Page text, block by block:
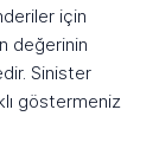
için
değerinin
Sinister
göstermeniz